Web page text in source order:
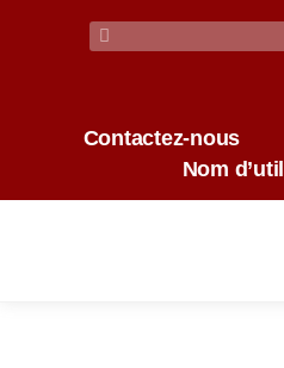
Contactez-nous
Nom